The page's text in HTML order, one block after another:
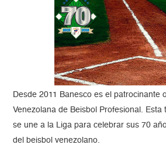
Desde 2011 Banesco es el patrocinante
Venezolana de Beisbol Profesional.
se une a la Liga para celebrar sus 70
del beisbol venezolano.